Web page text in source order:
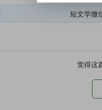
粮，这涉及鸽子的生存策略
来谋求现实的生活保障。这
逼到绝境。
鸽子聚在一起，咕咕
子也吃，人走到桌边了，它
几十米外的一片草地上，像
短文学微
觉得这